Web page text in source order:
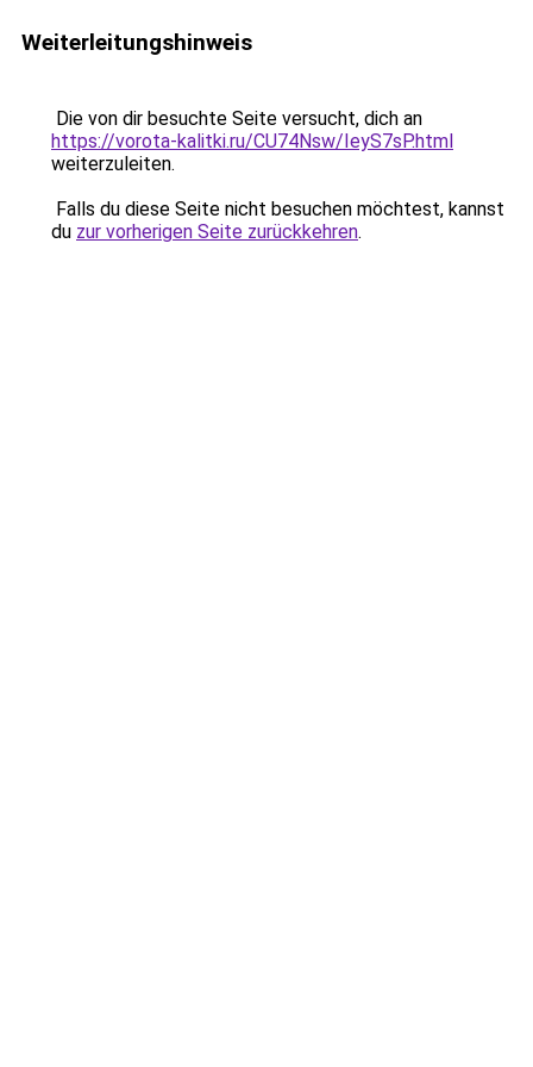
Weiterleitungshinweis
Die von dir besuchte Seite versucht, dich an
https://vorota-kalitki.ru/CU74Nsw/IeyS7sP.html
weiterzuleiten.
Falls du diese Seite nicht besuchen möchtest, kannst
du zur vorherigen Seite zurückkehren.